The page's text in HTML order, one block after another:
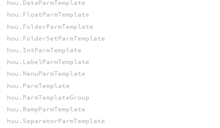
hou.DataParmTemplate
hou.FloatParmTemplate
hou.FolderParmTemplate
hou.FolderSetParmTemplate
hou.IntParmTemplate
hou.LabelParmTemplate
hou.MenuParmTemplate
hou.ParmTemplate
hou.ParmTemplateGroup
hou.RampParmTemplate
hou.SeparatorParmTemplate